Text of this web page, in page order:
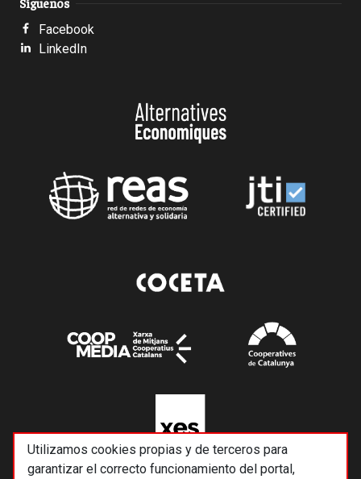
Utilizamos cookies propias y de terceros para
garantizar el correcto funcionamiento del portal,
Facebook
LinkedIn